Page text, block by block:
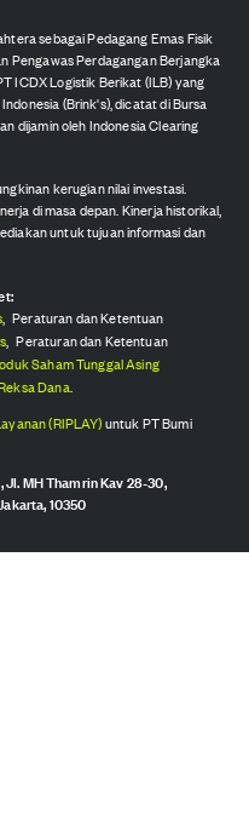
sebagai Pedagang Emas Fisik
Pengawas Perdagangan Berjangka
ICDX Logistik Berikat (ILB) yang
(Brink's), dicatat di Bursa
dijamin oleh Indonesia Clearing
kerugian nilai investasi.
di masa depan. Kinerja historikal,
untuk tujuan informasi dan
, Peraturan dan Ketentuan
, Peraturan dan Ketentuan
Saham Tunggal Asing
Dana.
(RIPLAY)untuk PT Bumi
Jl. MH Thamrin Kav 28-30,
10350